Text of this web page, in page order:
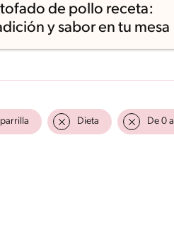
de pollo receta:
y sabor en tu mesa
Dieta De 0